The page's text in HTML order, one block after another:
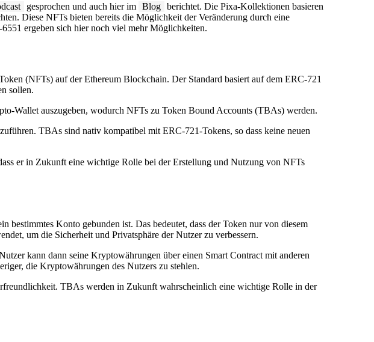
gesprochen und auch hier im Blog berichtet. Die Pixa-Kollektionen basieren
Diese NFTs bieten bereits die Möglichkeit der Veränderung durch eine
ergeben sich hier noch viel mehr Möglichkeiten.
(NFTs) auf der Ethereum Blockchain. Der Standard basiert auf dem ERC-721
sollen.
Wallet auszugeben, wodurch NFTs zu Token Bound Accounts (TBAs) werden.
TBAs sind nativ kompatibel mit ERC-721-Tokens, so dass keine neuen
er in Zukunft eine wichtige Rolle bei der Erstellung und Nutzung von NFTs
Konto gebunden ist. Das bedeutet, dass der Token nur von diesem
um die Sicherheit und Privatsphäre der Nutzer zu verbessern.
kann dann seine Kryptowährungen über einen Smart Contract mit anderen
die Kryptowährungen des Nutzers zu stehlen.
TBAs werden in Zukunft wahrscheinlich eine wichtige Rolle in der